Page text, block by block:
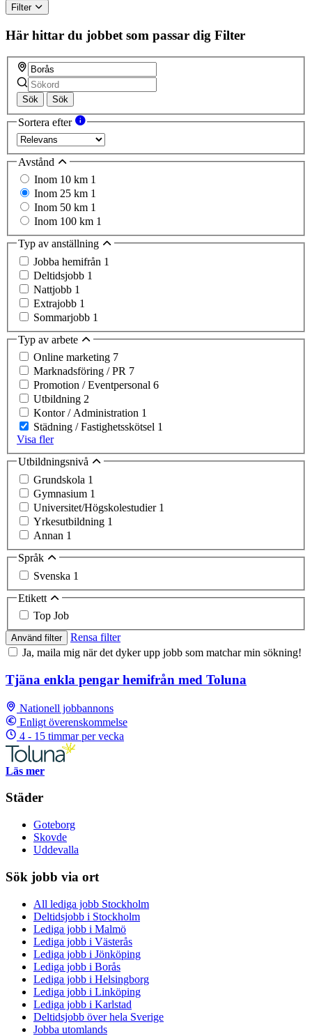
Filter
Här hittar du jobbet som passar dig Filter
Sök Sök
Sortera efter
Avstånd
Inom 10 km 1
Inom 25 km 1
Inom 50 km 1
Inom 100 km 1
Typ av anställning
Jobba hemifrån 1
Deltidsjobb 1
Nattjobb 1
Extrajobb 1
Sommarjobb 1
Typ av arbete
Online marketing 7
Marknadsföring / PR 7
Promotion / Eventpersonal 6
Utbildning 2
Kontor / Administration 1
Städning / Fastighetsskötsel 1
Visa fler
Utbildningsnivå
Grundskola 1
Gymnasium 1
Universitet/Högskolestudier 1
Yrkesutbildning 1
Annan 1
Språk
Svenska 1
Etikett
Top Job
Använd filter
Rensa filter
Ja, maila mig när det dyker upp jobb som matchar min sökning!
Tjäna enkla pengar hemifrån med Toluna
Nationell jobbannons
Enligt överenskommelse
4 - 15 timmar per vecka
Läs mer
Städer
Goteborg
Skovde
Uddevalla
Sök jobb via ort
All lediga jobb Stockholm
Deltidsjobb i Stockholm
Lediga jobb i Malmö
Lediga jobb i Västerås
Lediga jobb i Jönköping
Lediga jobb i Borås
Lediga jobb i Helsingborg
Lediga jobb i Linköping
Lediga jobb i Karlstad
Deltidsjobb över hela Sverige
Jobba utomlands